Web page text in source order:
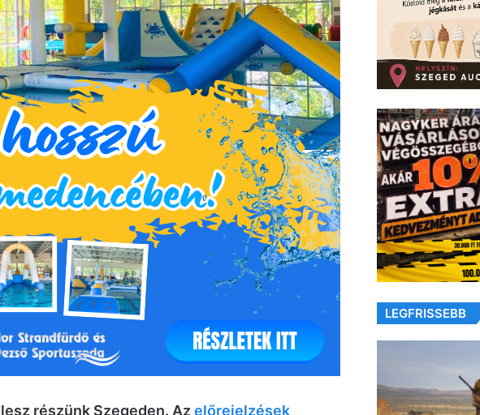
részünk Szegeden. Az előrejelzések
LEGFRISSEBB